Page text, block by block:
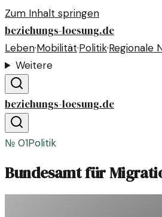
Zum Inhalt springen
beziehungs-loesung.de
Leben·Mobilität·Politik·Regionale
Weitere
beziehungs-loesung.de
№ 01Politik
Bundesamt für